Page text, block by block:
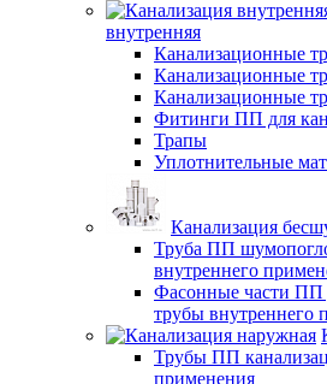
внутренняя
Канализационные
Канализационные
Канализационные
Фитинги ПП для
Трапы
Уплотнительные
Канализация
Труба ПП
внутреннего
Фасонные части
трубы внутреннего
Трубы ПП
применения